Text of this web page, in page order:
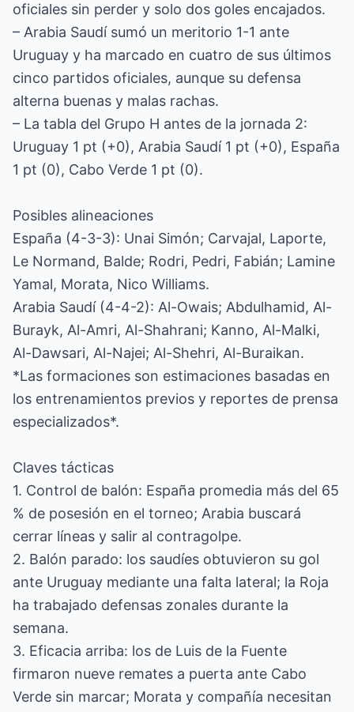
oficiales sin perder y solo dos goles encajados.
– Arabia Saudí sumó un meritorio 1-1 ante
Uruguay y ha marcado en cuatro de sus últimos
cinco partidos oficiales, aunque su defensa
alterna buenas y malas rachas.
– La tabla del Grupo H antes de la jornada 2:
Uruguay 1 pt (+0), Arabia Saudí 1 pt (+0), España
1 pt (0), Cabo Verde 1 pt (0).
Posibles alineaciones
España (4-3-3): Unai Simón; Carvajal, Laporte,
Le Normand, Balde; Rodri, Pedri, Fabián; Lamine
Yamal, Morata, Nico Williams.
Arabia Saudí (4-4-2): Al-Owais; Abdulhamid, Al-
Burayk, Al-Amri, Al-Shahrani; Kanno, Al-Malki,
Al-Dawsari, Al-Najei; Al-Shehri, Al-Buraikan.
*Las formaciones son estimaciones basadas en
los entrenamientos previos y reportes de prensa
especializados*.
Claves tácticas
1. Control de balón: España promedia más del 65
% de posesión en el torneo; Arabia buscará
cerrar líneas y salir al contragolpe.
2. Balón parado: los saudíes obtuvieron su gol
ante Uruguay mediante una falta lateral; la Roja
ha trabajado defensas zonales durante la
semana.
3. Eficacia arriba: los de Luis de la Fuente
firmaron nueve remates a puerta ante Cabo
Verde sin marcar; Morata y compañía necesitan